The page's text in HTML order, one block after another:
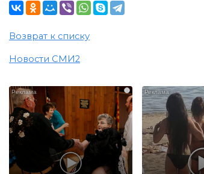
Возврат к списку
Новости СМИ2
i